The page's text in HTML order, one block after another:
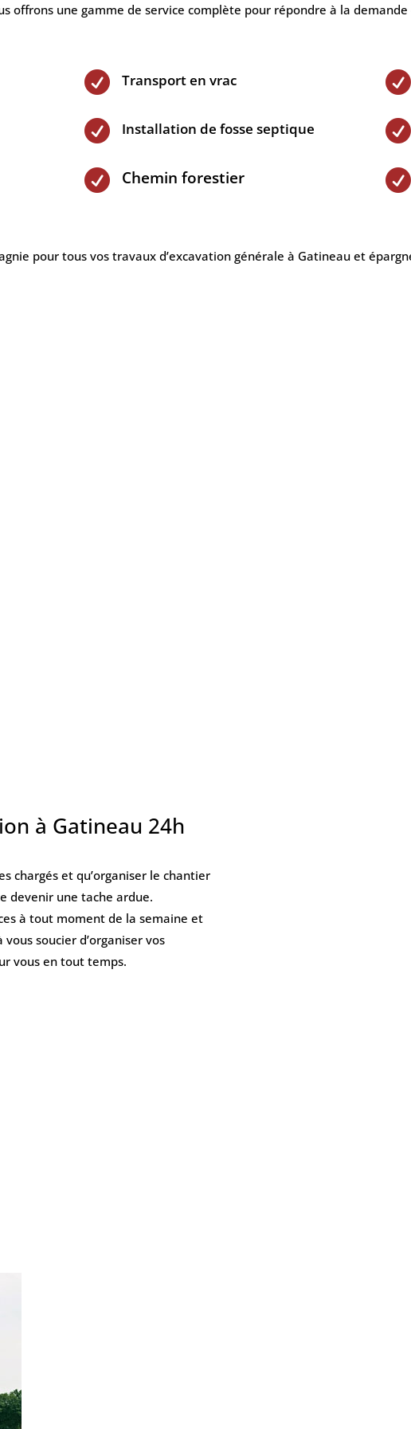
offrons une gamme de service complète pour répondre à la
 Transport en vrac
 Installation de fosse septique
 Chemin forestier



pour tous vos travaux d’excavation générale à Gatineau et
à Gatineau 24h
chargés et qu’organiser le chantier
devenir une tache ardue.
à tout moment de la semaine et
vous soucier d’organiser vos
vous en tout temps.